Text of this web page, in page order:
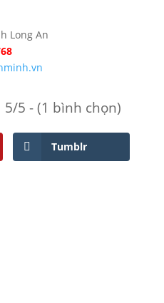
Long An
5/5 - (1 bình chọn)
Tumblr